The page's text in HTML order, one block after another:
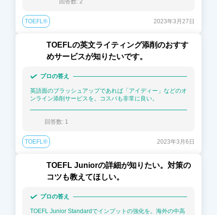
回答数: 2
TOEFL® 2023年3月27日
TOEFLの英文ライティング添削のおすす
めサービスが知りたいです。
プロの答え
英語面のブラッシュアップであれば「アイディー」などのオ
ンライン添削サービスを。コスパも非常に良い。
回答数: 1
TOEFL® 2023年3月6日
TOEFL Juniorの詳細が知りたい。対策の
コツも教えてほしい。
プロの答え
TOEFL Junior Standardでインプットの強化を。海外の中高